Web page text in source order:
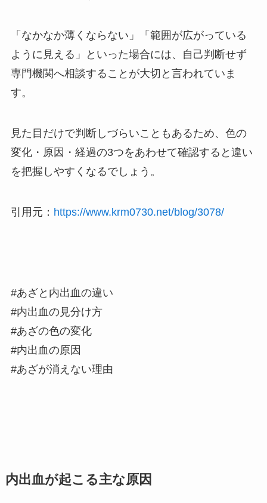
「なかなか薄くならない」「範囲が広がっている
ように見える」といった場合には、自己判断せず
専門機関へ相談することが大切と言われていま
す。
見た目だけで判断しづらいこともあるため、色の
変化・原因・経過の3つをあわせて確認すると違い
を把握しやすくなるでしょう。
引用元： https://www.krm0730.net/blog/3078/
#あざと内出血の違い
#内出血の見分け方
#あざの色の変化
#内出血の原因
#あざが消えない理由
内出血が起こる主な原因